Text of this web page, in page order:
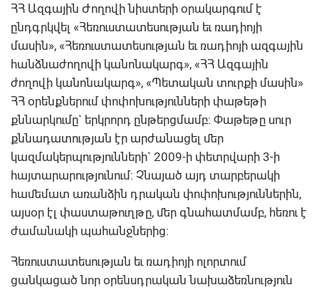
ՀՀ Ազգային Ժողովի նիստերի օրակարգում է
ընդգրկվել «Հեռուստատեսության եւ ռադիոյի
մասին», «Հեռուստատեսության եւ ռադիոյի ազգային
հանձնաժողովի կանոնակարգ», «ՀՀ Ազգային
ժողովի կանոնակարգ», «Պետական տուրքի մասին»
ՀՀ օրենքներում փոփոխությունների փաթեթի
քննարկումը` երկրորդ ընթերցմամբ: Փաթեթը սուր
քննադատության էր արժանացել մեր
կազմակերպությունների` 2009-ի փետրվարի 3-ի
հայտարարությունում: Չնայած այդ տարբերակի
համեմատ առանձին դրական փոփոխություններին,
այսօր էլ փաստաթուղթը, մեր գնահատմամբ, հեռու է
ժամանակի պահանջներից:
Հեռուստատեսության եւ ռադիոյի ոլորտում
ցանկացած նոր օրենսդրական նախաձեռնություն